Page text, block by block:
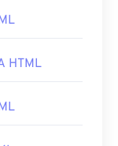
HTML